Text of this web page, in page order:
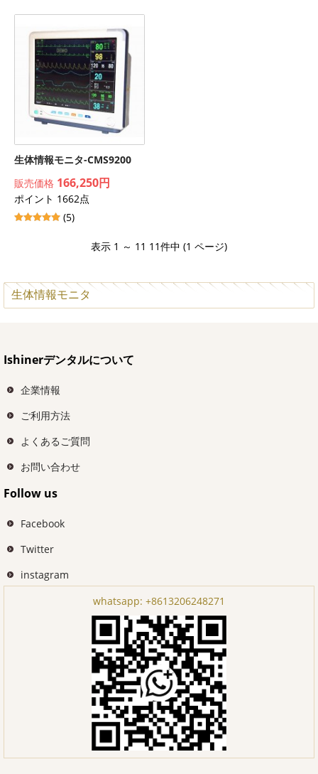
生体情報モニタ-CMS9200
販売価格 166,250円
ポイント 1662点
(5)
表示 1 ～ 11 11件中 (1 ページ)
生体情報モニタ
Ishinerデンタルについて
企業情報
ご利用方法
よくあるご質問
お問い合わせ
Follow us
Facebook
Twitter
instagram
whatsapp: +8613206248271